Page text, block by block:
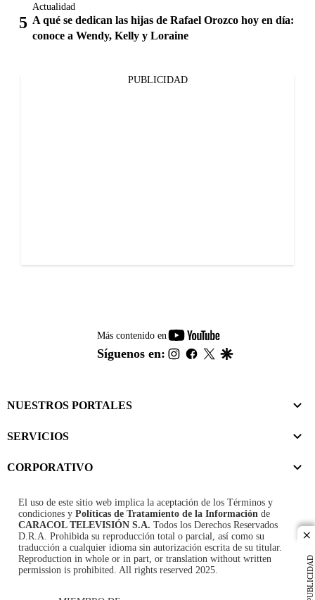
PUBLICIDAD
Actualidad
A qué se dedican las hijas de Rafael Orozco hoy en día:
conoce a Wendy, Kelly y Loraine
PUBLICIDAD
Más contenido en
youtube-
footer
Síguenos en: instagram
facebook
twitter
NUESTROS PORTALES
SERVICIOS
CORPORATIVO
El uso de este sitio web implica la aceptación de los Términos y
condiciones y Políticas de Tratamiento de la Información de
CARACOL TELEVISIÓN S.A. Todos los Derechos Reservados
D.R.A. Prohibida su reproducción total o parcial, así como su
traducción a cualquier idioma sin autorización escrita de su titular.
Reproduction in whole or in part, or translation without written
permission is prohibited. All rights reserved 2025.